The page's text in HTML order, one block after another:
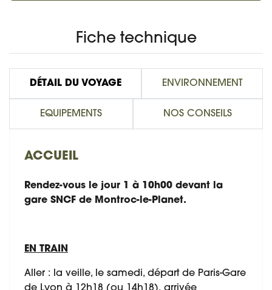
Fiche technique
DÉTAIL DU VOYAGE ENVIRONNEMENT
EQUIPEMENTS NOS CONSEILS
ACCUEIL
Rendez-vous le jour 1 à 10h00 devant la
gare SNCF de Montroc-le-Planet.
EN TRAIN
Aller : la veille, le samedi, départ de Paris-Gare